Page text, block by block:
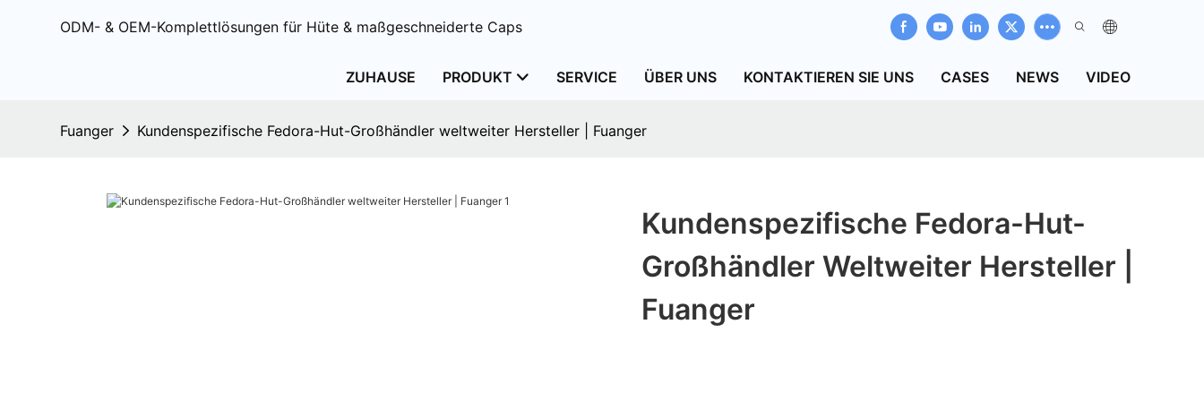
ODM- & OEM-Komplettlösungen für Hüte & maßgeschneiderte Caps
ZUHAUSE PRODUKT SERVICE ÜBER UNS KONTAKTIEREN SIE UNS CASES NEWS VIDEO
Fuanger Kundenspezifische Fedora-Hut-Großhändler weltweiter Hersteller | Fuanger
Kundenspezifische Fedora-Hut-
Großhändler Weltweiter Hersteller |
Fuanger